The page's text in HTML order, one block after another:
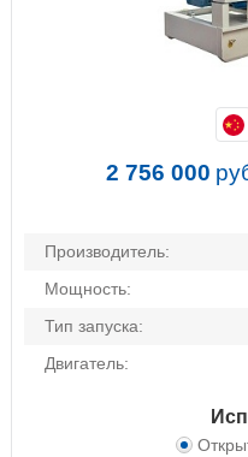
Производитель:
Мощность:
Тип запуска:
Двигатель:
2 756 000